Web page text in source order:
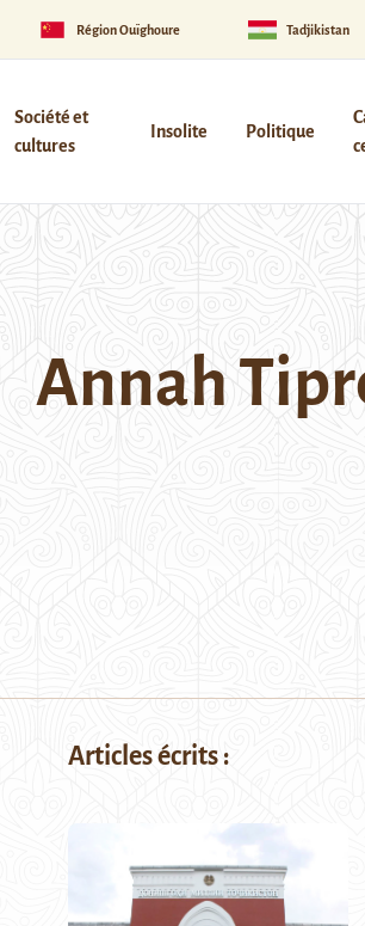
Région Ouïghoure Tadjikistan
Société et
cultures
Insolite Politique
Annah
Articles écrits :